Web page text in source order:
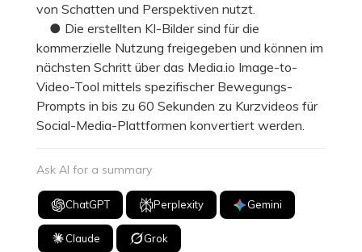
von Schatten und Perspektiven nutzt.
● Die erstellten KI-Bilder sind für die
kommerzielle Nutzung freigegeben und können im
nächsten Schritt über das Media.io Image-to-
Video-Tool mittels spezifischer Bewegungs-
Prompts in bis zu 60 Sekunden zu Kurzvideos für
Social-Media-Plattformen konvertiert werden.
Ask AI for a summary
ChatGPT Perplexity Gemini
Claude Grok